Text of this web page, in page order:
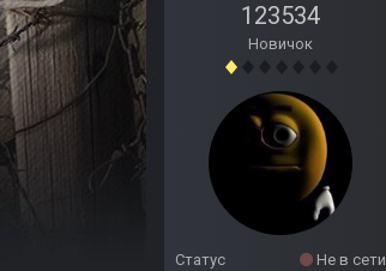
123534
Новичок
Статус
Не в сети